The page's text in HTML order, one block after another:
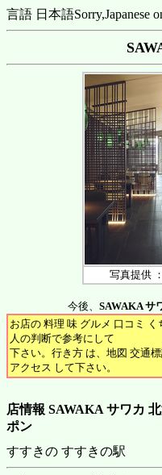
言語 日本語Sorry,Japanese
写真提供
今後、 SAWAKA サ
お店の 料理 味 グルメ 口コミ
人の判断で参考にして
下さい。行き方 は、地図 交通
アクセス して下さい。
店情報 SAWAKA サワカ
ポン
すすきの すすきの駅